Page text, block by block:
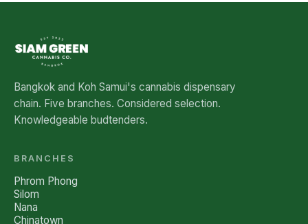
Bangkok and Koh Samui's cannabis dispensary
chain. Five branches. Considered selection.
Knowledgeable budtenders.
BRANCHES
Phrom Phong
Silom
Nana
Chinatown